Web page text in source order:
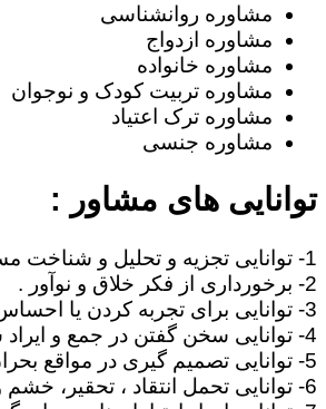
مشاوره روانشناسی
مشاوره ازدواج
مشاوره خانواده
مشاوره تربیت کودک و نوجوان
مشاوره ترک اعتیاد
مشاوره جنسی
توانایی های مشاور :
1- توانایی تجزیه و تحلیل و شناخت مسائل و مشکلات و استنتاج مطالب .
2- برخورداری از فکر خلاق و نوآور .
3- توانایی برای تجربه کردن یا احساس نمودن همه هیجانات آدمی نظیر غم، امید ، احساس خوشبختی ، صمیمیت .
4- توانایی سخن گفتن در جمع و ایراد سخنرانی در حضور دیگران .
5- توانایی تصمیم گیری در مواقع بحران .
6- توانایی تحمل انتقاد ، تحقیر، خشم و بی اعتنایی مددجو .